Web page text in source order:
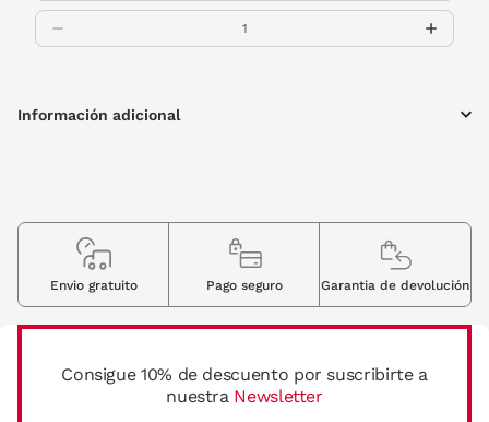
Información adicional
Consigue 10% de descuento por suscribirte a
nuestra Newsletter
Envio gratuito Pago seguro Garantia de devolución